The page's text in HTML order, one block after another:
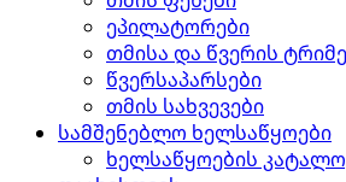
ეპილატორები
თმისა და წვერის
წვერსაპარსები
თმის სახვევები
სამშენებლო ხელსაწყოები
ხელსაწყოების